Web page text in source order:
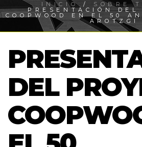
INICIO/ SOBRE
PRESENTACIÓN DEL
COOPWOOD EN EL 50
AROTZGI
DEL